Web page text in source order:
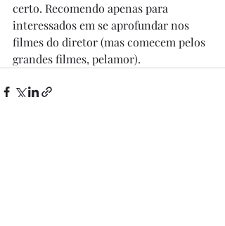
certo. Recomendo apenas para
interessados em se aprofundar nos
filmes do diretor (mas comecem pelos
grandes filmes, pelamor).